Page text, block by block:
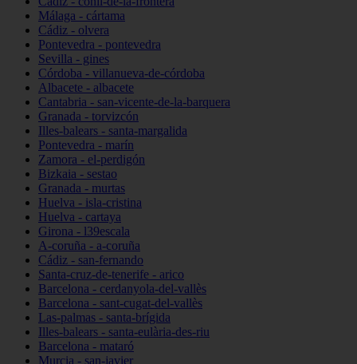
Málaga - cártama
Cádiz - olvera
Pontevedra - pontevedra
Sevilla - gines
Córdoba - villanueva-de-córdoba
Albacete - albacete
Cantabria - san-vicente-de-la-barquera
Granada - torvizcón
Illes-balears - santa-margalida
Pontevedra - marín
Zamora - el-perdigón
Bizkaia - sestao
Granada - murtas
Huelva - isla-cristina
Huelva - cartaya
Girona - l39escala
A-coruña - a-coruña
Cádiz - san-fernando
Santa-cruz-de-tenerife - arico
Barcelona - cerdanyola-del-vallès
Barcelona - sant-cugat-del-vallès
Las-palmas - santa-brígida
Illes-balears - santa-eulària-des-riu
Barcelona - mataró
Murcia - san-javier